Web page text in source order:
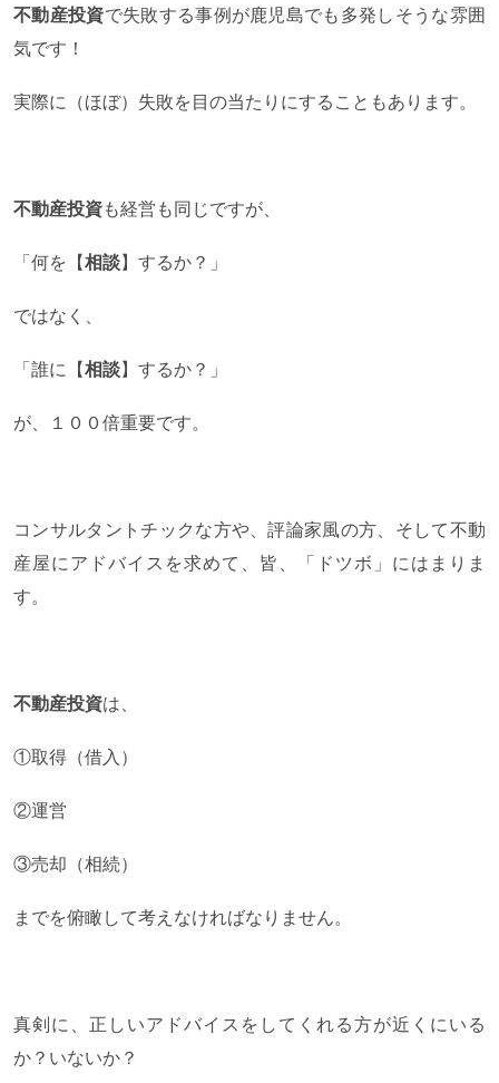
不動産投資で失敗する事例が鹿児島でも多発しそうな雰囲
気です！
実際に（ほぼ）失敗を目の当たりにすることもあります。
不動産投資も経営も同じですが、
「何を【相談】するか？」
ではなく、
「誰に【相談】するか？」
が、１００倍重要です。
コンサルタントチックな方や、評論家風の方、そして不動
産屋にアドバイスを求めて、皆、「ドツボ」にはまりま
す。
不動産投資は、
①取得（借入）
②運営
③売却（相続）
までを俯瞰して考えなければなりません。
真剣に、正しいアドバイスをしてくれる方が近くにいる
か？いないか？